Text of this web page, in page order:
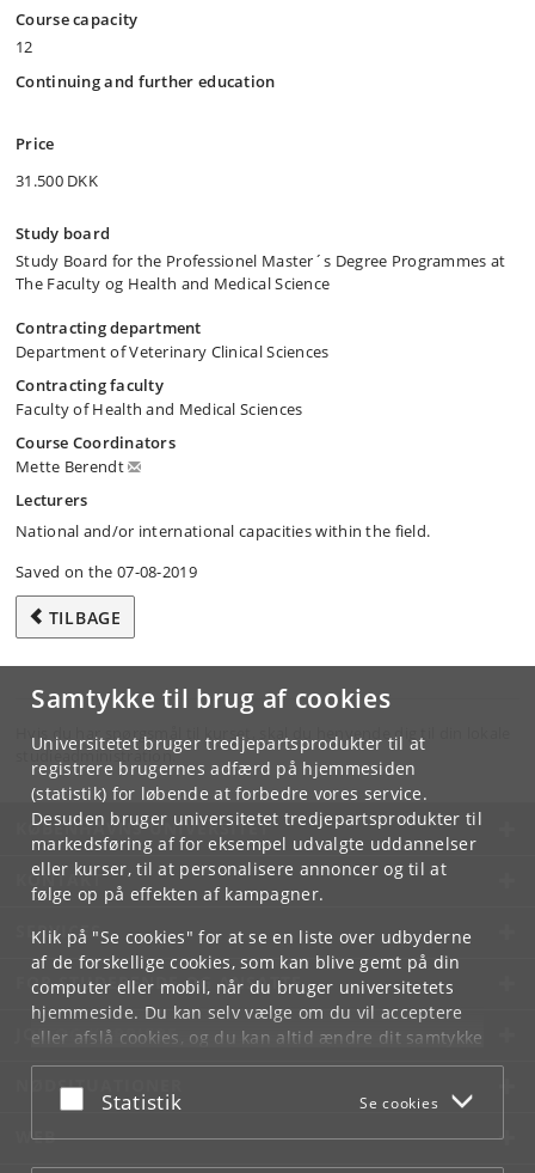
Samtykke til brug af cookies
Universitetet bruger tredjepartsprodukter til at
registrere brugernes adfærd på hjemmesiden
(statistik) for løbende at forbedre vores service.
Desuden bruger universitetet tredjepartsprodukter til
markedsføring af for eksempel udvalgte uddannelser
eller kurser, til at personalisere annoncer og til at
følge op på effekten af kampagner.
Klik på "Se cookies" for at se en liste over udbyderne
af de forskellige cookies, som kan blive gemt på din
computer eller mobil, når du bruger universitetets
hjemmeside. Du kan selv vælge om du vil acceptere
eller afslå cookies, og du kan altid ændre dit samtykke
underCookie- og privatlivspolitiksom du finder i
bunden af hver side.
Acceptér eller afslå
Statistik Se cookies
Course capacity
12
Continuing and further education
Price
31.500 DKK
Study board
Study Board for the Professionel Master´s Degree Programmes at
The Faculty og Health and Medical Science
Contracting department
Department of Veterinary Clinical Sciences
Contracting faculty
Faculty of Health and Medical Sciences
Course Coordinators
Mette Berendt
Lecturers
National and/or international capacities within the field.
Saved on the 07-08-2019
TILBAGE
Hvis du har spørgsmål til kurset, skal du henvende dig til din lokale
studieadministration.
KØBENHAVNS UNIVERSITET
KONTAKT
SERVICES
FOR STUDERENDE OG ANSATTE
JOB OG KARRIERE
NØDSITUATIONER
WEB